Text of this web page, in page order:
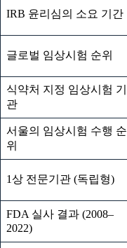
IRB 윤리심의 소요 기간
글로벌 임상시험 순위
식약처 지정 임상시험 기
관
서울의 임상시험 수행 순
위
1상 전문기관 (독립형)
FDA 실사 결과 (2008–
2022)